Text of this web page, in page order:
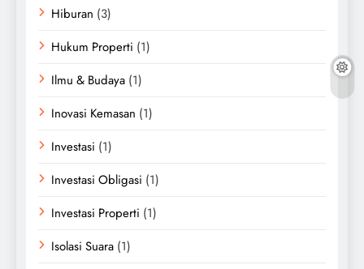
Hiburan (3)
Hukum Properti (1)
Ilmu & Budaya (1)
Inovasi Kemasan (1)
Investasi (1)
Investasi Obligasi (1)
Investasi Properti (1)
Isolasi Suara (1)